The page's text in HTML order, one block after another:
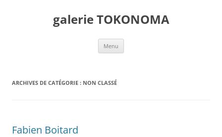
galerie TOKONOMA
Menu
ARCHIVES DE CATÉGORIE : NON CLASSÉ
Fabien Boitard